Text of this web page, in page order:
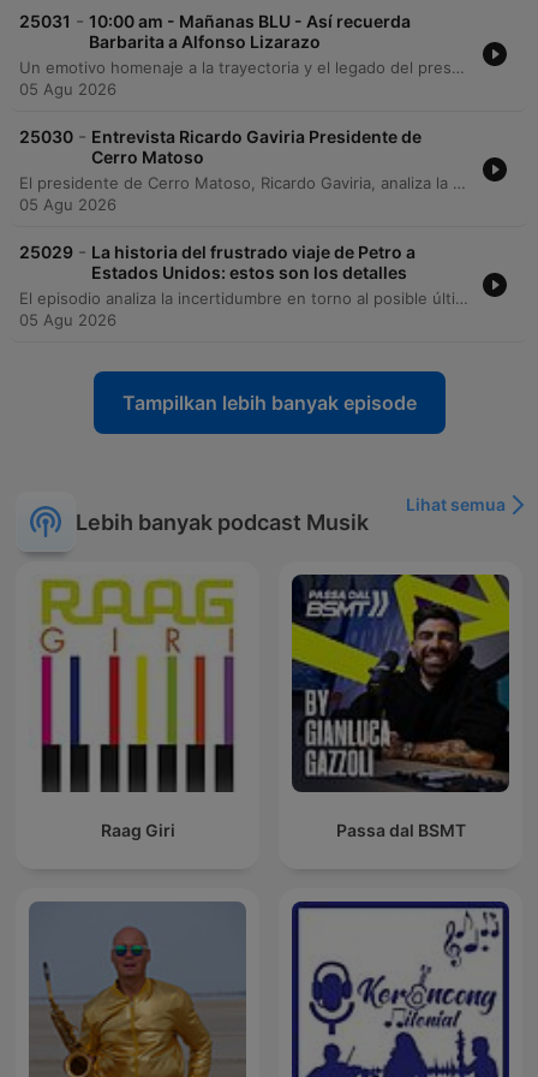
25031 - 10:00 am - Mañanas BLU - Así recuerda
Barbarita a Alfonso Lizarazo
Un emotivo homenaje a la trayectoria y el legado del presentador Alfonso Lizarazo, realizado en compañía de César Corredor Barbarita. A través de recuerdos compartidos, se repasa la época dorada de programas como Sábados Felices y su labor social en las zonas más apartadas de Colombia, llevando donaciones a escuelas rurales. El episodio explora la disciplina de Lizarazo como director de talentos, su capacidad para formar semilleros de humoristas y su compromiso con el bienestar de los niños en comunidades vulnerables.
05 Agu 2026
25030 - Entrevista Ricardo Gaviria Presidente de
Cerro Matoso
El presidente de Cerro Matoso, Ricardo Gaviria, analiza la crisis operativa derivada del desabastecimiento de gas por parte de Canacol Energy. La falta de suministro firme ha obligado a la compañía a reducir su operación al 50%, lo que conlleva pérdidas diarias de aproximadamente 1.500 millones de pesos y afecta directamente a más de 570 puestos de trabajo. El entrevistado señala la importancia de la intervención de las autoridades colombianas para evitar un perjuicio irremediable en la planta y mitigar el impacto social en las familias vinculadas al negocio.
05 Agu 2026
25029 - La historia del frustrado viaje de Petro a
Estados Unidos: estos son los detalles
El episodio analiza la incertidumbre en torno al posible último viaje internacional del presidente Gustavo Petro a Estados Unidos, con el objetivo declarado de visitar las cenizas de Albert Einstein en Princeton. La conversación explora las complicaciones derivadas de su inclusión en la lista OFAC y la necesidad de permisos especiales para ingresar a territorio estadounidense. Se discuten las tensiones diplomáticas recientes entre el mandatario y el gobierno de Estados Unidos, así como las expectativas de Petro respecto a su salida de dicha lista. El análisis aborda también los temores de persecución judicial o extradición que circulan en Casa Nariño y las posibles rutas políticas del presidente tras la finalización de su mandato.
05 Agu 2026
Tampilkan lebih banyak episode
Lebih banyak podcast Musik
Lihat semua
Raag Giri Passa dal BSMT